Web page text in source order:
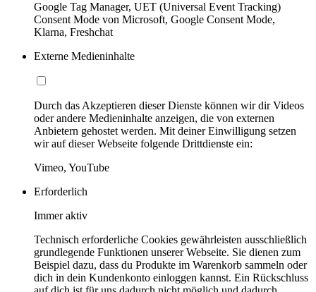
Google Tag Manager, UET (Universal Event Tracking)
Consent Mode von Microsoft, Google Consent Mode,
Klarna, Freshchat
Externe Medieninhalte
Durch das Akzeptieren dieser Dienste können wir dir Videos
oder andere Medieninhalte anzeigen, die von externen
Anbietern gehostet werden. Mit deiner Einwilligung setzen
wir auf dieser Webseite folgende Drittdienste ein:
Vimeo, YouTube
Erforderlich
Immer aktiv
Technisch erforderliche Cookies gewährleisten ausschließlich
grundlegende Funktionen unserer Webseite. Sie dienen zum
Beispiel dazu, dass du Produkte im Warenkorb sammeln oder
dich in dein Kundenkonto einloggen kannst. Ein Rückschluss